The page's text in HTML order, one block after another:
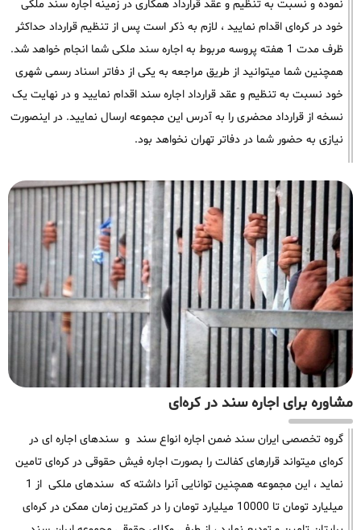
نموده و نسبت به تنظیم و عقد قرارداد همکاری در زمینه اجاره سند ملکی
خود در کره‌ای اقدام نمایید ، لازم به ذکر است پس از تنظیم قرارداد حداکثر
ظرف مدت 1 هفته پروسه مربوط به اجاره سند ملکی شما انجام خواهد شد.
همچنین شما میتوانید از طریق مراجعه به یکی از دفاتر اسناد رسمی شهری
خود نسبت به تنظیم و عقد قرارداد اجاره سند اقدام نمایید و در نهایت یک
نسخه از قرارداد محضری را به آدرس این مجموعه ارسال نمایید. در اینصورت
نیازی به حضور شما در دفاتر تهران نخواهد بود.
مشاوره برای اجاره سند در کره‌ای
گروه تخصصی ایران سند ضمن اجاره انواع سند و سندهای اجاره ای در
کره‌ای میتواند قرارهای کفالت را بصورت اجاره فیش حقوقی در کره‌ای تامین
نماید ، این مجموعه همچنین توانایی آنرا داشته که سندهای ملکی از 1
میلیارد تومان تا 10000 میلیارد تومان را در کمترین زمان ممکن در کره‌ای